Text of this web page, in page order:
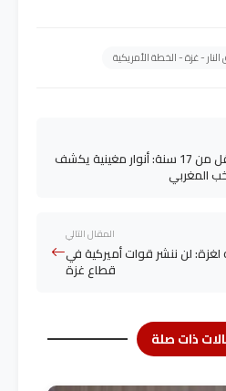
- غزة - الخطة الأمريكية
كأس العالم للسيدات لأقل من 17 سنة: أنوار مغينية يكشف
المغربي
المقال التالي
لغزة: لن ننشر قوات أميركية في
قطاع غزة
ذات صلة